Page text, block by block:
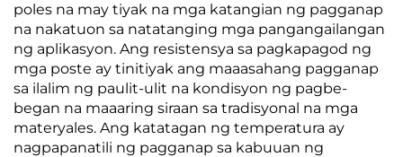
poles na may tiyak na mga katangian ng pagganap
na nakatuon sa natatanging mga pangangailangan
ng aplikasyon. Ang resistensya sa pagkapagod ng
mga poste ay tinitiyak ang maaasahang pagganap
sa ilalim ng paulit-ulit na kondisyon ng pagbe-
began na maaaring siraan sa tradisyonal na mga
materyales. Ang katatagan ng temperatura ay
nagpapanatili ng pagganap sa kabuuan ng